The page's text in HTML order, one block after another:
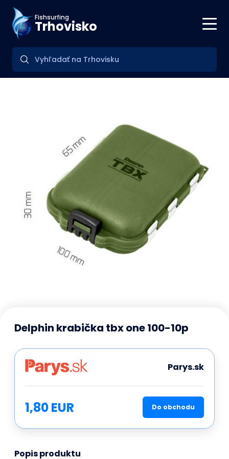
Fishsurfing
Trhovisko
Delphin krabička tbx one 100-10p
Parys.sk
1,80 EUR Do obchodu
Popis produktu